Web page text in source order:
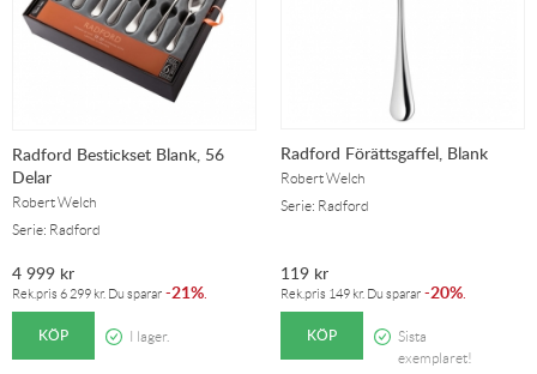
Radford Bestickset Blank, 56
Delar
Robert Welch
Serie: Radford
4 999 kr
Rek.pris 6 299 kr. Du sparar -21%.
KÖP I lager.
Radford Förättsgaffel, Blank
Robert Welch
Serie: Radford
119 kr
Rek.pris 149 kr. Du sparar -20%.
KÖP
Sista
exemplaret!